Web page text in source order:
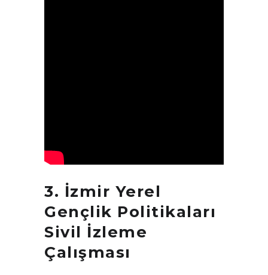
3. İzmir Yerel
Gençlik Politikaları
Sivil İzleme
Çalışması